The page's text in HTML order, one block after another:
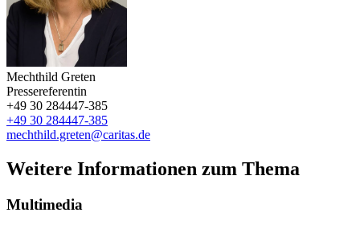
Mechthild Greten
Pressereferentin
+49 30 284447-385
+49 30 284447-385
mechthild.greten@caritas.de
Weitere Informationen zum Thema
Multimedia